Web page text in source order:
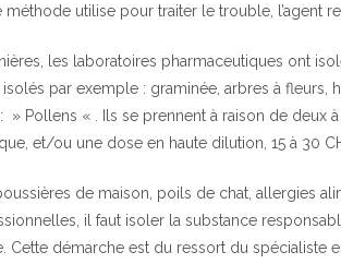
utilise pour traiter le trouble, l’agent
les laboratoires pharmaceutiques ont
par exemple : graminée, arbres à fleurs,
Pollens « . Ils se prennent à raison de deux
et/ou une dose en haute dilution, 15 à 30
de maison, poils de chat, allergies
il faut isoler la substance
Cette démarche est du ressort du spécialiste